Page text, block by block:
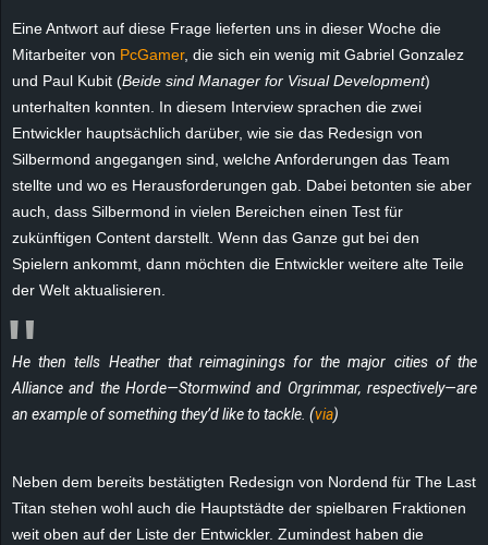
Eine Antwort auf diese Frage lieferten uns in dieser Woche die
Mitarbeiter von PcGamer, die sich ein wenig mit Gabriel Gonzalez
und Paul Kubit (Beide sind Manager for Visual Development)
unterhalten konnten. In diesem Interview sprachen die zwei
Entwickler hauptsächlich darüber, wie sie das Redesign von
Silbermond angegangen sind, welche Anforderungen das Team
stellte und wo es Herausforderungen gab. Dabei betonten sie aber
auch, dass Silbermond in vielen Bereichen einen Test für
zukünftigen Content darstellt. Wenn das Ganze gut bei den
Spielern ankommt, dann möchten die Entwickler weitere alte Teile
der Welt aktualisieren.
He then tells Heather that reimaginings for the major cities of the
Alliance and the Horde—Stormwind and Orgrimmar, respectively—are
an example of something they’d like to tackle. (via)
Neben dem bereits bestätigten Redesign von Nordend für The Last
Titan stehen wohl auch die Hauptstädte der spielbaren Fraktionen
weit oben auf der Liste der Entwickler. Zumindest haben die